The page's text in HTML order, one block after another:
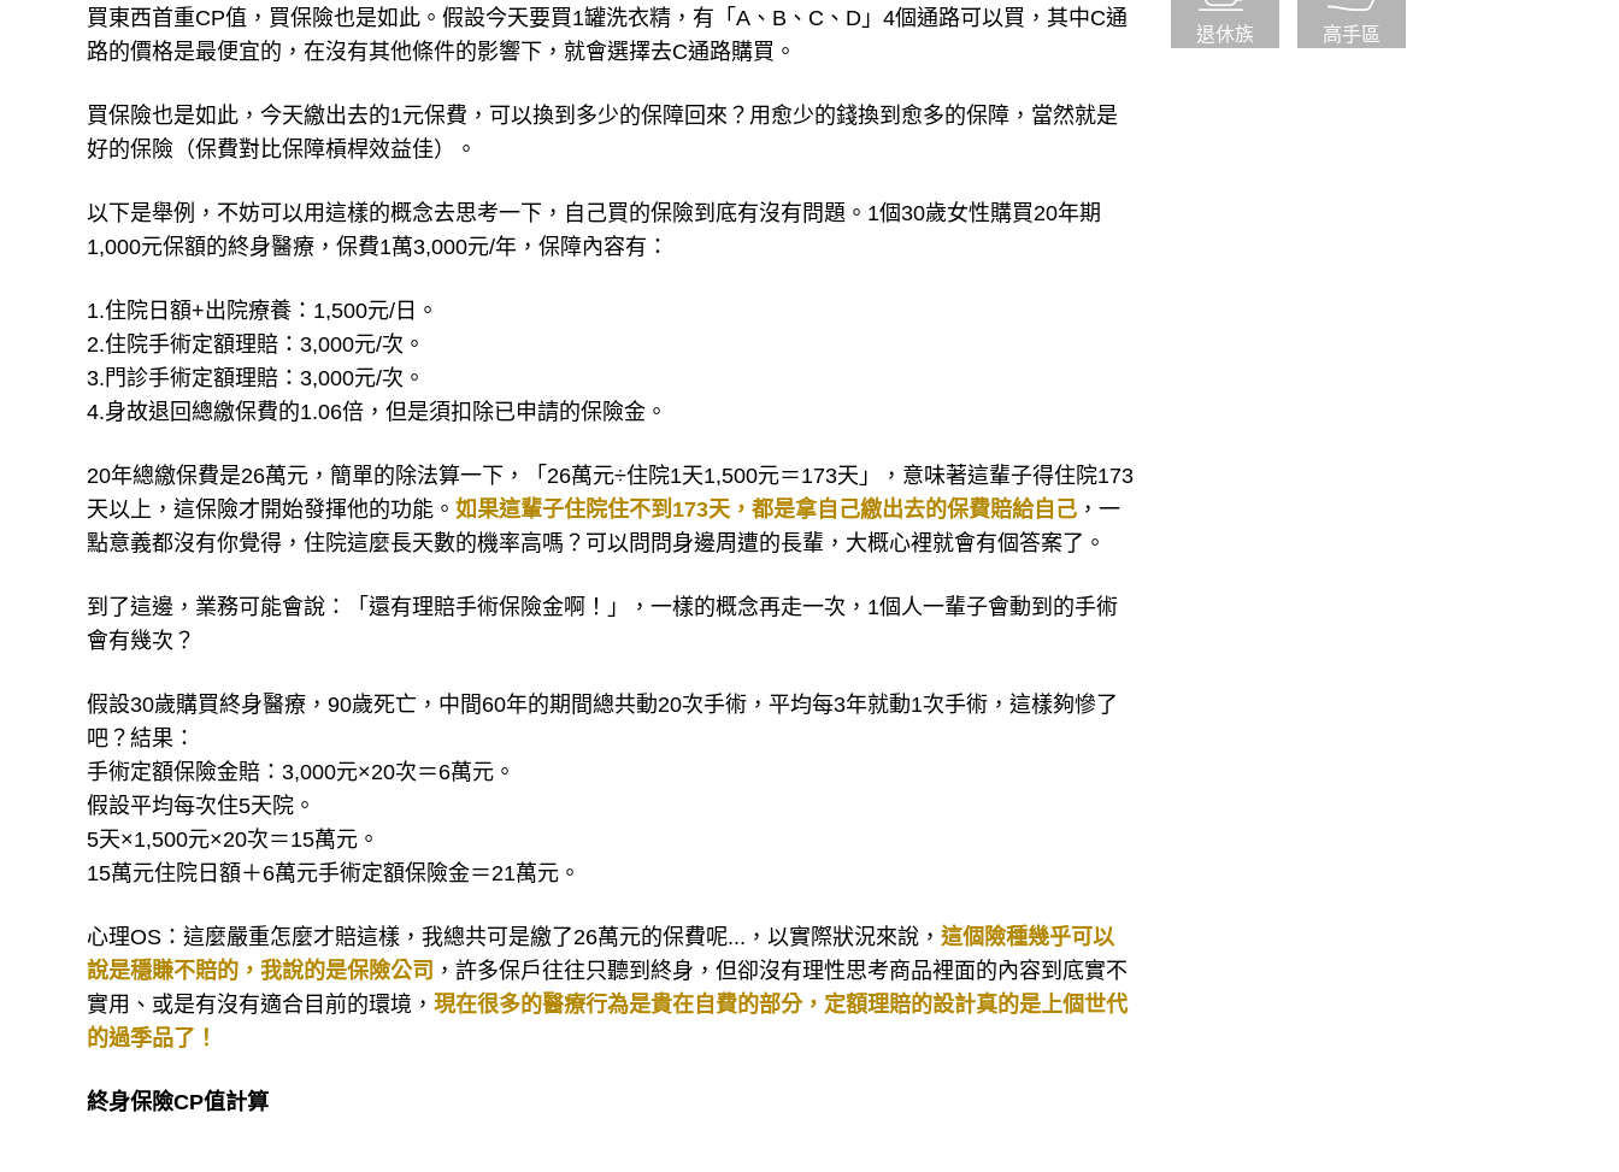
買東西首重CP值，買保險也是如此。假設今天要買1罐洗衣精，有「A、B、C、D」4個通路可以買，其中C通
路的價格是最便宜的，在沒有其他條件的影響下，就會選擇去C通路購買。
買保險也是如此，今天繳出去的1元保費，可以換到多少的保障回來？用愈少的錢換到愈多的保障，當然就是
好的保險（保費對比保障槓桿效益佳）。
以下是舉例，不妨可以用這樣的概念去思考一下，自己買的保險到底有沒有問題。1個30歲女性購買20年期
1,000元保額的終身醫療，保費1萬3,000元/年，保障內容有：
1.住院日額+出院療養：1,500元/日。
2.住院手術定額理賠：3,000元/次。
3.門診手術定額理賠：3,000元/次。
4.身故退回總繳保費的1.06倍，但是須扣除已申請的保險金。
20年總繳保費是26萬元，簡單的除法算一下，「26萬元÷住院1天1,500元＝173天」，意味著這輩子得住院173
天以上，這保險才開始發揮他的功能。 如果這輩子住院住不到173天，都是拿自己繳出去的保費賠給自己 ，一
點意義都沒有你覺得，住院這麼長天數的機率高嗎？可以問問身邊周遭的長輩，大概心裡就會有個答案了。
到了這邊，業務可能會說：「還有理賠手術保險金啊！」，一樣的概念再走一次，1個人一輩子會動到的手術
會有幾次？
假設30歲購買終身醫療，90歲死亡，中間60年的期間總共動20次手術，平均每3年就動1次手術，這樣夠慘了
吧？結果：
手術定額保險金賠：3,000元×20次＝6萬元。
假設平均每次住5天院。
5天×1,500元×20次＝15萬元。
15萬元住院日額＋6萬元手術定額保險金＝21萬元。
心理OS：這麼嚴重怎麼才賠這樣，我總共可是繳了26萬元的保費呢...，以實際狀況來說， 這個險種幾乎可以
說是穩賺不賠的，我說的是保險公司 ，許多保戶往往只聽到終身，但卻沒有理性思考商品裡面的內容到底實不
實用、或是有沒有適合目前的環境， 現在很多的醫療行為是貴在自費的部分，定額理賠的設計真的是上個世代
的過季品了！
終身保險CP值計算
退休族 高手區